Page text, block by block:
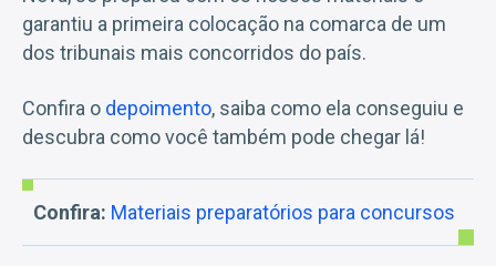
garantiu a primeira colocação na comarca de um
dos tribunais mais concorridos do país.
Confira o depoimento, saiba como ela conseguiu e
descubra como você também pode chegar lá!
Confira: Materiais preparatórios para concursos